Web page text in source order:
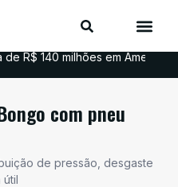
R$ 140 milhões em
com pneu
de pressão, desgaste
útil